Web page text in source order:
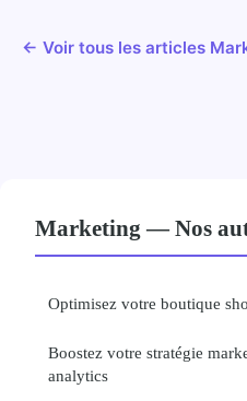
← Voir tous les articles
Marketing — Nos
Optimisez votre boutique
Boostez votre stratégie
analytics